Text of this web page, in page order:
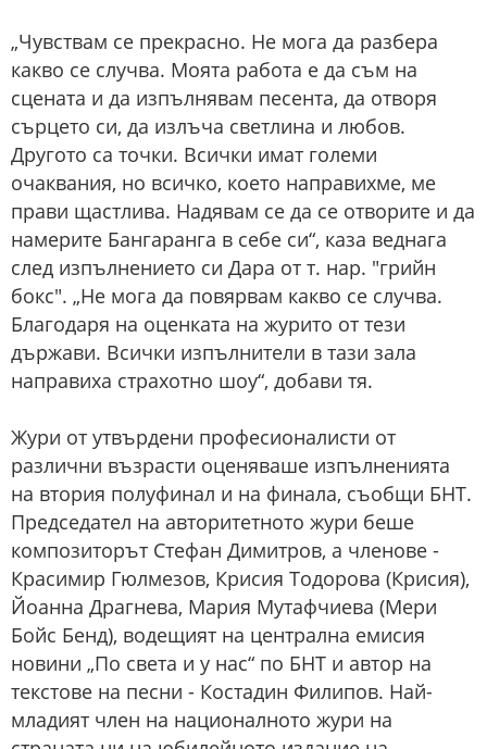
„Чувствам се прекрасно. Не мога да разбера
какво се случва. Моята работа е да съм на
сцената и да изпълнявам песента, да отворя
сърцето си, да излъча светлина и любов.
Другото са точки. Всички имат големи
очаквания, но всичко, което направихме, ме
прави щастлива. Надявам се да се отворите и да
намерите Бангаранга в себе си“, каза веднага
след изпълнението си Дара от т. нар. "грийн
бокс". „Не мога да повярвам какво се случва.
Благодаря на оценката на журито от тези
държави. Всички изпълнители в тази зала
направиха страхотно шоу“, добави тя.
Жури от утвърдени професионалисти от
различни възрасти оценяваше изпълненията
на втория полуфинал и на финала, съобщи БНТ.
Председател на авторитетното жури беше
композиторът Стефан Димитров, а членове -
Красимир Гюлмезов, Крисия Тодорова (Крисия),
Йоанна Драгнева, Мария Мутафчиева (Мери
Бойс Бенд), водещият на централна емисия
новини „По света и у нас“ по БНТ и автор на
текстове на песни - Костадин Филипов. Най-
младият член на националното жури на